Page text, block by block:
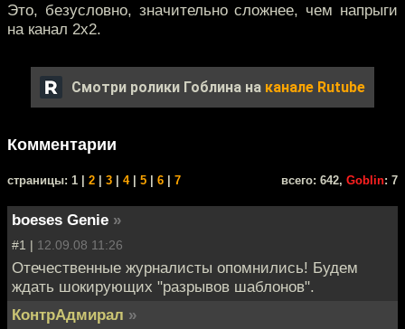
Это, безусловно, значительно сложнее, чем напрыги
на канал 2х2.
Смотри ролики Гоблина на канале Rutube
Комментарии
cтраницы: 1 | 2 3 4| 5 6 7 всего: 642, Goblin: 7
boeses Genie »
#1 | 12.09.08 11:26
Отечественные журналисты опомнились! Будем
ждать шокирующих "разрывов шаблонов".
КонтрАдмирал »